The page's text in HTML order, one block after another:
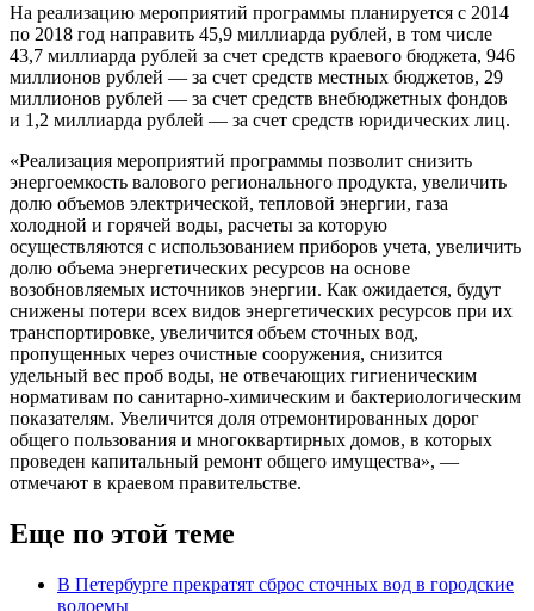
На реализацию мероприятий программы планируется с 2014
по 2018 год направить 45,9 миллиарда рублей, в том числе
43,7 миллиарда рублей за счет средств краевого бюджета, 946
миллионов рублей — за счет средств местных бюджетов, 29
миллионов рублей — за счет средств внебюджетных фондов
и 1,2 миллиарда рублей — за счет средств юридических лиц.
«Реализация мероприятий программы позволит снизить
энергоемкость валового регионального продукта, увеличить
долю объемов электрической, тепловой энергии, газа
холодной и горячей воды, расчеты за которую
осуществляются с использованием приборов учета, увеличить
долю объема энергетических ресурсов на основе
возобновляемых источников энергии. Как ожидается, будут
снижены потери всех видов энергетических ресурсов при их
транспортировке, увеличится объем сточных вод,
пропущенных через очистные сооружения, снизится
удельный вес проб воды, не отвечающих гигиеническим
нормативам по санитарно-химическим и бактериологическим
показателям. Увеличится доля отремонтированных дорог
общего пользования и многоквартирных домов, в которых
проведен капитальный ремонт общего имущества», —
отмечают в краевом правительстве.
Еще по этой теме
В Петербурге прекратят сброс сточных вод в городские
водоемы